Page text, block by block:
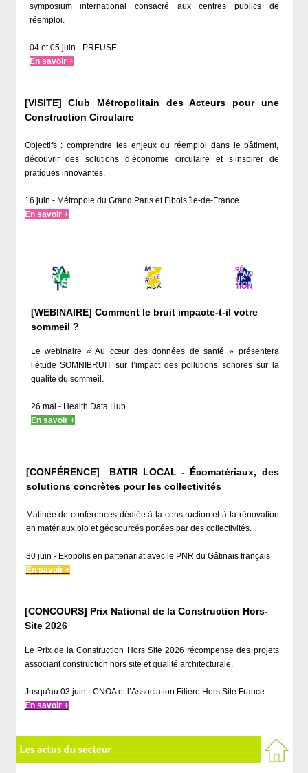
symposium international consacré aux centres publics de
réemploi.
04 et 05 juin - PREUSE
En savoir +
[VISITE] Club Métropolitain des Acteurs pour une
Construction Circulaire
Objectifs : comprendre les enjeux du réemploi dans le bâtiment,
découvrir des solutions d’économie circulaire et s’inspirer de
pratiques innovantes.
16 juin - Métropole du Grand Paris et Fibois île-de-France
En savoir +
[WEBINAIRE] Comment le bruit impacte-t-il votre
sommeil ?
Le webinaire « Au cœur des données de santé » présentera
l’étude SOMNIBRUIT sur l’impact des pollutions sonores sur la
qualité du sommeil.
26 mai - Health Data Hub
En savoir +
[CONFÉRENCE] BATIR LOCAL - Écomatériaux, des
solutions concrètes pour les collectivités
Matinée de conférences dédiée à la construction et à la rénovation
en matériaux bio et géosourcés portées par des collectivités.
30 juin - Ekopolis en partenariat avec le PNR du Gâtinais français
En savoir +
[CONCOURS] Prix National de la Construction Hors-
Site 2026
Le Prix de la Construction Hors Site 2026 récompense des projets
associant construction hors site et qualité architecturale.
Jusqu'au 03 juin - CNOA et l’Association Filière Hors Site France
En savoir +